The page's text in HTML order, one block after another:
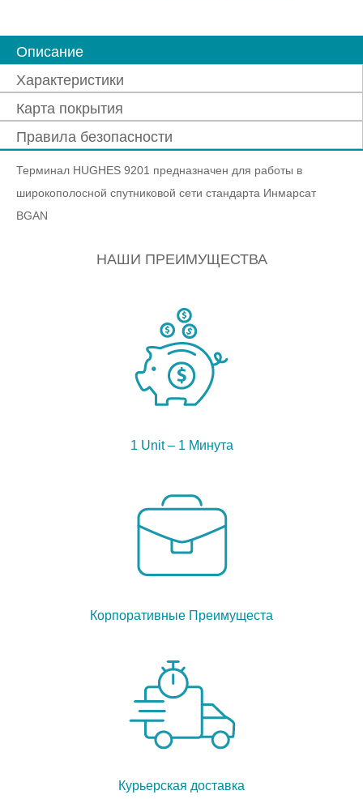
Описание
Характеристики
Карта покрытия
Правила безопасности
Терминал HUGHES 9201 предназначен для работы в
широкополосной спутниковой сети стандарта Инмарсат
BGAN
НАШИ ПРЕИМУЩЕСТВА
1 Unit – 1 Минута
Корпоративные Преимущеста
Курьерская доставка